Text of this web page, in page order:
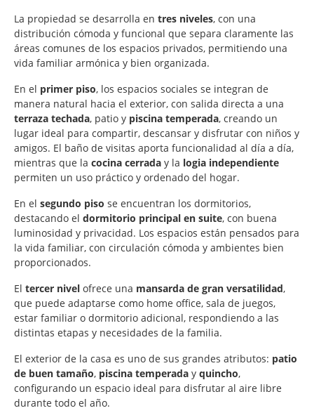
La propiedad se desarrolla en tres niveles, con una
distribución cómoda y funcional que separa claramente las
áreas comunes de los espacios privados, permitiendo una
vida familiar armónica y bien organizada.
En el primer piso, los espacios sociales se integran de
manera natural hacia el exterior, con salida directa a una
terraza techada, patio y piscina temperada, creando un
lugar ideal para compartir, descansar y disfrutar con niños y
amigos. El baño de visitas aporta funcionalidad al día a día,
mientras que la cocina cerrada y la logia independiente
permiten un uso práctico y ordenado del hogar.
En el segundo piso se encuentran los dormitorios,
destacando el dormitorio principal en suite, con buena
luminosidad y privacidad. Los espacios están pensados para
la vida familiar, con circulación cómoda y ambientes bien
proporcionados.
El tercer nivel ofrece una mansarda de gran versatilidad,
que puede adaptarse como home office, sala de juegos,
estar familiar o dormitorio adicional, respondiendo a las
distintas etapas y necesidades de la familia.
El exterior de la casa es uno de sus grandes atributos: patio
de buen tamaño, piscina temperada y quincho,
configurando un espacio ideal para disfrutar al aire libre
durante todo el año.